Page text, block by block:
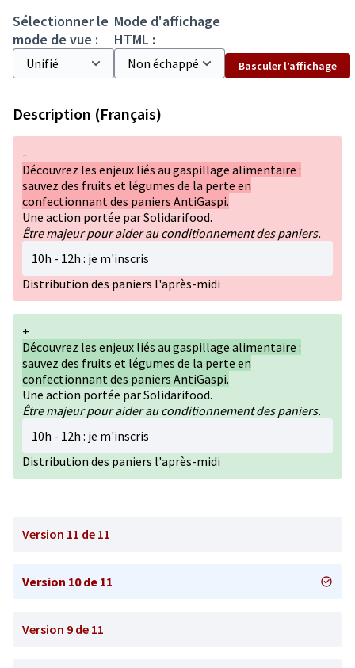
Sélectionner le
mode de vue :
Mode d'affichage
HTML :
Basculer l’affichage
Description (Français)
-
Découvrez les enjeux liés au gaspillage alimentaire :
sauvez des fruits et légumes de la perte en
confectionnant des paniers AntiGaspi.
Une action portée par Solidarifood.
Être majeur pour aider au conditionnement des paniers.
10h - 12h : je m'inscris
Distribution des paniers l'après-midi
+
Découvrez les enjeux liés au gaspillage alimentaire :
sauvez des fruits et légumes de la perte en
confectionnant des paniers AntiGaspi.
Une action portée par Solidarifood.
Être majeur pour aider au conditionnement des paniers.
10h - 12h : je m'inscris
Distribution des paniers l'après-midi
Version 11 de 11
Version 10 de 11
Version 9 de 11